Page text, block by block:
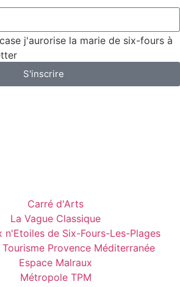
j'aurorise la marie de six-fours à
S'inscrire
Carré d'Arts
La Vague Classique
n'Etoiles de Six-Fours-Les-Plages
Provence Méditerranée
Espace Malraux
Métropole TPM